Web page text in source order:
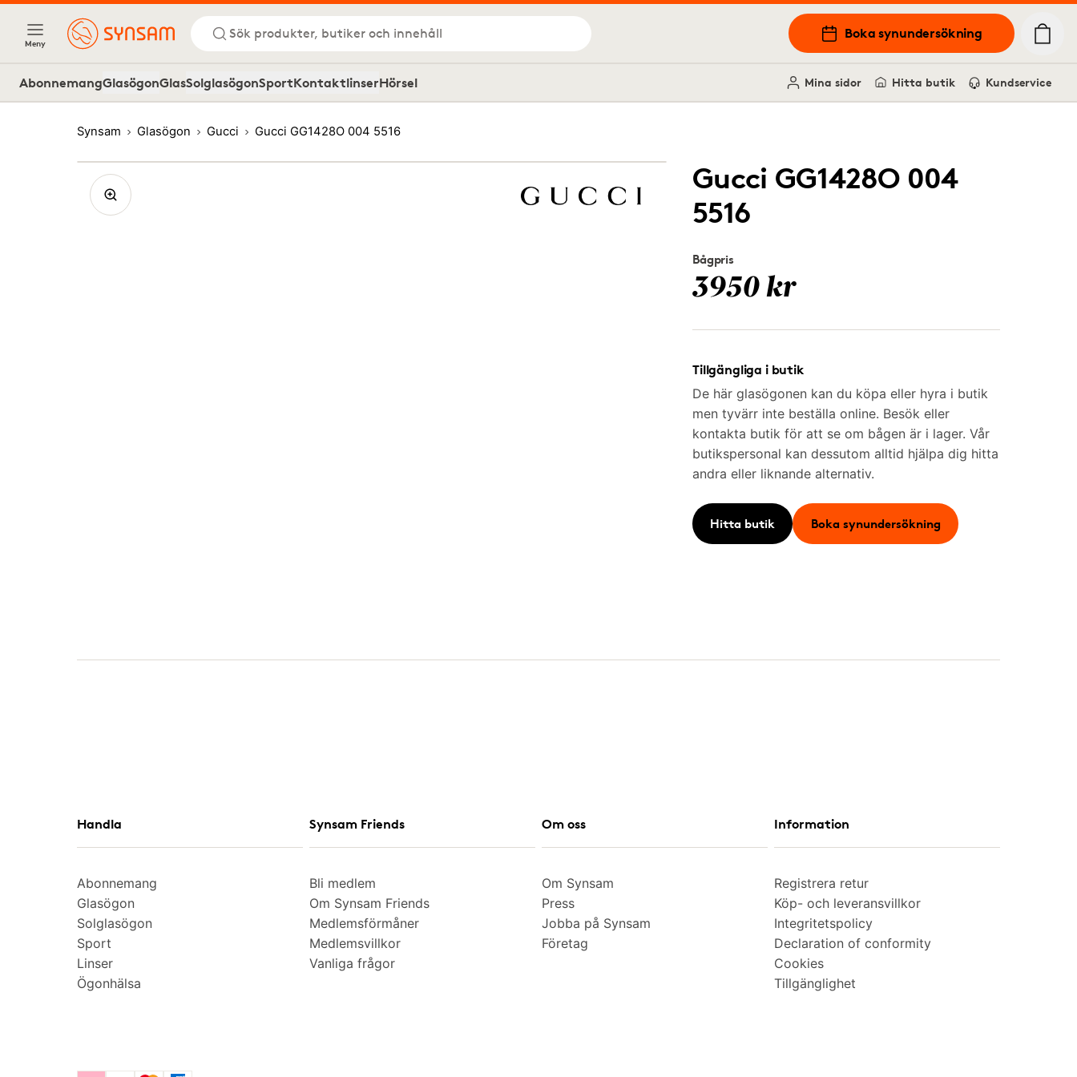
Meny
Sök produkter, butiker och innehåll Boka synundersökning
AbonnemangGlasögonGlasSolglasögonSportKontaktlinserHörsel Mina sidor Hitta butik Kundservice
Synsam Glasögon Gucci Gucci GG1428O 004 5516
Gucci GG1428O 004
5516
Bågpris
3950 kr
Tillgängliga i butik
De här glasögonen kan du köpa eller hyra i butik
men tyvärr inte beställa online. Besök eller
kontakta butik för att se om bågen är i lager. Vår
butikspersonal kan dessutom alltid hjälpa dig hitta
andra eller liknande alternativ.
Hitta butik Boka synundersökning
Handla
Abonnemang
Glasögon
Solglasögon
Sport
Linser
Ögonhälsa
Synsam Friends
Bli medlem
Om Synsam Friends
Medlemsförmåner
Medlemsvillkor
Vanliga frågor
Om oss
Om Synsam
Press
Jobba på Synsam
Företag
Information
Registrera retur
Köp- och leveransvillkor
Integritetspolicy
Declaration of conformity
Cookies
Tillgänglighet